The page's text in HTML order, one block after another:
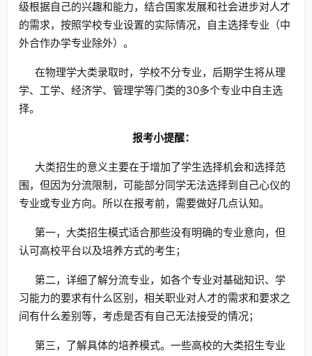
级根据自己的兴趣和能力，结合国家发展和社会进步对人才
的需求，按照学校专业设置的实际情况，自主选择专业（中
外合作办学专业除外）。
在物理学大类录取时，学校不分专业，后期学生将从理
学、工学、经济学、管理学等门类的30多个专业中自主选
择。
报考小提醒：
大类招生的意义主要在于增加了学生选择机会和选择范
围，但因为分流限制，可能部分同学无法选择到自己心仪的
专业或专业方向。所以在报考前，需要做好几点认知。
第一，大类招生模式适合那些没有明确的专业意向，但
认可高校平台以及培养方式的考生；
第二，详细了解分流专业，如各个专业对基础知识、学
习能力的要求有什么区别，相关职业对人才的需求和要求之
间有什么差别等，考虑是否有自己无法接受的情况；
第三，了解具体的培养模式。一些高校的大类招生专业